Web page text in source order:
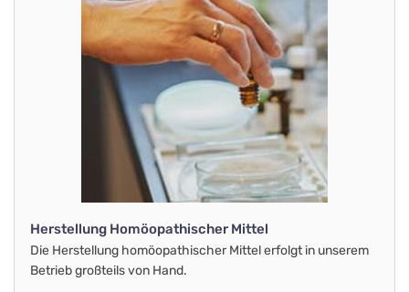
Herstellung Homöopathischer Mittel
Die Herstellung homöopathischer Mittel erfolgt in unserem
Betrieb großteils von Hand.